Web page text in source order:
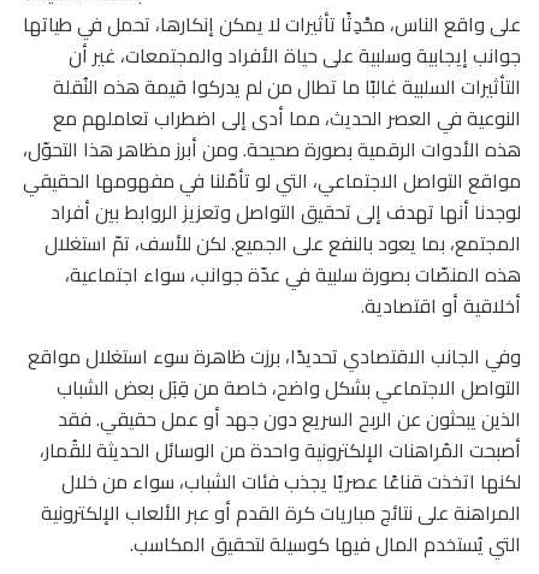
على واقع الناس، محْدِثًا تأثيرات لا يمكن إنكارها، تحمل في طياتها
جوانب إيجابية وسلبية على حياة الأفراد والمجتمعات، غير أن
التأثيرات السلبية غالبًا ما تطال من لم يدركوا قيمة هذه النُقلة
النوعية في العصر الحديث، مما أدى إلى اضطراب تعاملهم مع
هذه الأدوات الرقمية بصورة صحيحة. ومن أبرز مظاهر هذا التحوّل،
مواقع التواصل الاجتماعي، التي لو تأمّلنا في مفهومها الحقيقي
لوجدنا أنها تهدف إلى تحقيق التواصل وتعزيز الروابط بين أفراد
المجتمع، بما يعود بالنفع على الجميع. لكن للأسف، تمّ استغلال
هذه المنصّات بصورة سلبية في عدّة جوانب، سواء اجتماعية،
أخلاقية أو اقتصادية.
وفي الجانب الاقتصادي تحديدًا، برزت ظاهرة سوء استغلال مواقع
التواصل الاجتماعي بشكل واضح، خاصة من قِبَل بعض الشباب
الذين يبحثون عن الربح السريع دون جهد أو عمل حقيقي. فقد
أصبحت المُراهنات الإلكترونية واحدة من الوسائل الحديثة للقُمار،
لكنها اتخذت قناعًا عصريًا يجذب فئات الشباب، سواء من خلال
المراهنة على نتائج مباريات كرة القدم أو عبر الألعاب الإلكترونية
التي يُستخدم المال فيها كوسيلة لتحقيق المكاسب.